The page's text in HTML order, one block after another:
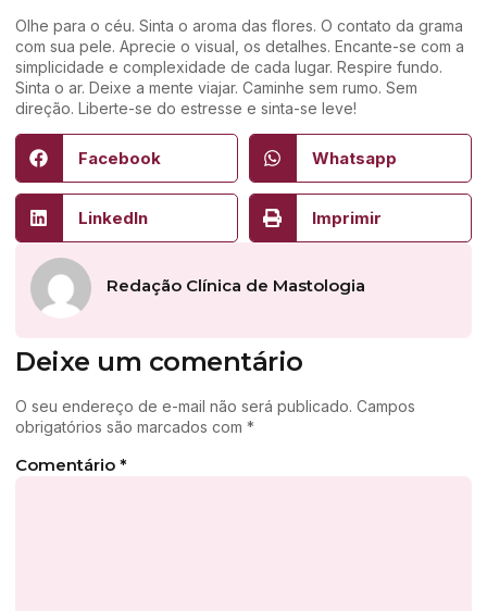
Olhe para o céu. Sinta o aroma das flores. O contato da grama
com sua pele. Aprecie o visual, os detalhes. Encante-se com a
simplicidade e complexidade de cada lugar. Respire fundo.
Sinta o ar. Deixe a mente viajar. Caminhe sem rumo. Sem
direção. Liberte-se do estresse e sinta-se leve!
Facebook Whatsapp
LinkedIn Imprimir
Redação Clínica de Mastologia
Deixe um comentário
O seu endereço de e-mail não será publicado. Campos
obrigatórios são marcados com *
Comentário *